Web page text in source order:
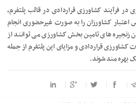
فرآیند کشاورزی قراردادی در قالب پلتفرم،
کشاورزان را به صورت غیرحضوری انجام
زنجیره های تامین بخش کشاورزی می توانند از
کشاورزی قراردادی و مزایای این پلتفرم از جمله
بهره مند شوند.